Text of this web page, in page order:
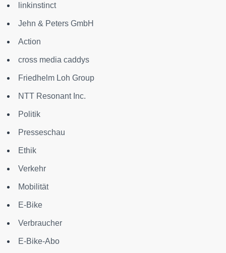
linkinstinct
Jehn & Peters GmbH
Action
cross media caddys
Friedhelm Loh Group
NTT Resonant Inc.
Politik
Presseschau
Ethik
Verkehr
Mobilität
E-Bike
Verbraucher
E-Bike-Abo